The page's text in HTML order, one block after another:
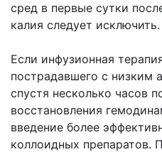
сред в первые сутки
калия следует исключить.
Если инфузионная
пострадавшего с низким
спустя несколько часов
восстановления
введение более
коллоидных препаратов.